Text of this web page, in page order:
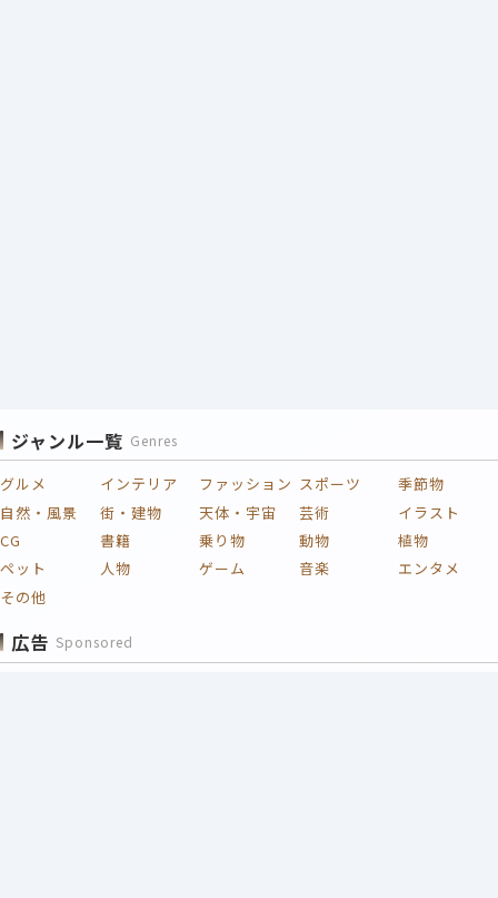
ジャンル一覧 Genres
グルメ インテリア ファッション スポーツ
季節物
自然・風景
街・建物 天体・宇宙 芸術
イラスト
CG
書籍 乗り物 動物
植物
ペット
人物 ゲーム 音楽
エンタメ
その他
広告 Sponsored